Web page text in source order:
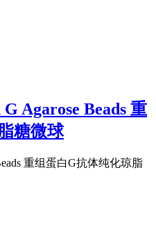
Agarose Beads 重
糖微球
重组蛋白G抗体纯化琼脂